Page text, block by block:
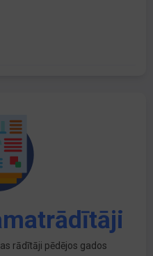
rādītāji pēdējos gados